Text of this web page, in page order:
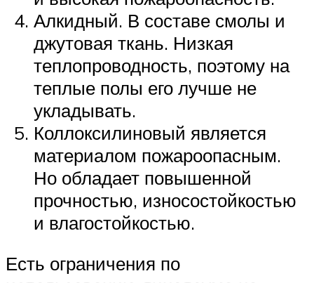
Алкидный. В составе смолы и
джутовая ткань. Низкая
теплопроводность, поэтому на
теплые полы его лучше не
укладывать.
Коллоксилиновый является
материалом пожароопасным.
Но обладает повышенной
прочностью, износостойкостью
и влагостойкостью.
Есть ограничения по